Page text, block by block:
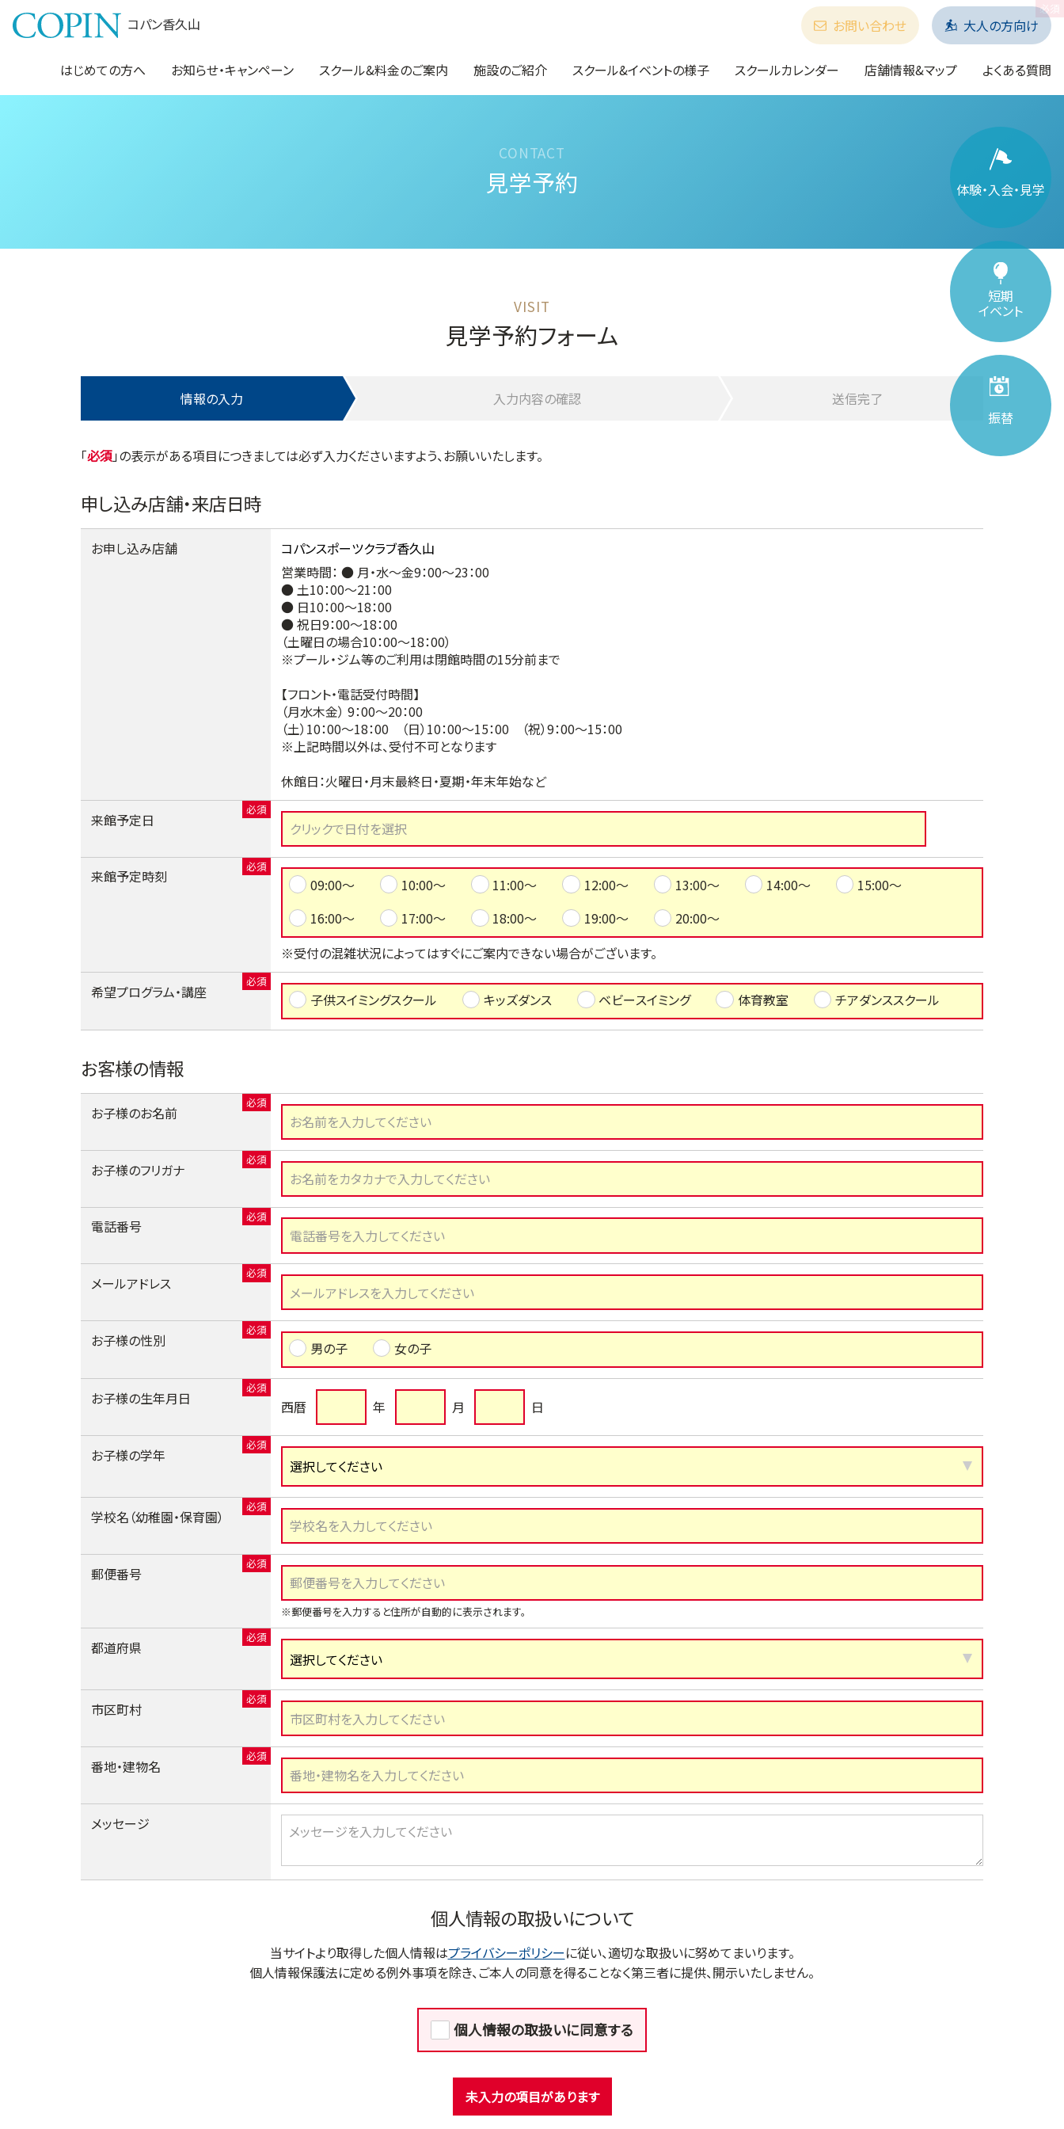
コパン香久山
はじめての方へ お知らせ・キャンペーン スクール&料金のご案内 施設のご紹介 スクール&イベントの様子 スクールカレンダー 店舗情報&マップ よくある質問
お問い合わせ 大人の方向け
見学予約
見学予約フォーム
情報の入力 入力内容の確認 送信完了
「 」の表示がある項目につきましては必ず入力くださいますよう、お願いいたします。
申し込み店舗・来店日時
お申し込み店舗
営業時間： ● 月・水～金9：00～23：00
● 土10：00～21：00
● 日10：00～18：00
● 祝日9：00～18：00
（土曜日の場合10：00～18：00）
※プール・ジム等のご利用は閉館時間の15分前まで
【フロント・電話受付時間】
（月水木金） 9：00～20：00
（土）10：00～18：00 （日）10：00～15：00 （祝）9：00～15：00
※上記時間以外は、受付不可となります
休館日：火曜日・月末最終日・夏期・年末年始など
来館予定日
来館予定時刻 09:00～ 10:00～ 11:00～ 12:00～ 13:00～ 14:00～
15:00～
16:00～
17:00～ 18:00～ 19:00～
20:00～
※受付の混雑状況によってはすぐにご案内できない場合がございます。
希望プログラム・講座 子供スイミングスクール キッズダンス ベビースイミング 体育教室 チアダンススクール
お客様の情報
お子様のお名前
お子様のフリガナ
電話番号
メールアドレス
お子様の性別 男の子 女の子
お子様の生年月日 西暦 年 月 日
お子様の学年
学校名（幼稚園・保育園）
郵便番号
※郵便番号を入力すると住所が自動的に表示されます。
都道府県
市区町村
番地・建物名
メッセージ
個人情報の取扱いについて
当サイトより取得した個人情報はプライバシーポリシーに従い、適切な取扱いに努めてまいります。
個人情報保護法に定める例外事項を除き、ご本人の同意を得ることなく第三者に提供、開示いたしません。
個人情報の取扱いに同意する
未入力の項目があります
体験・入会・見学
短期
イベント
振替